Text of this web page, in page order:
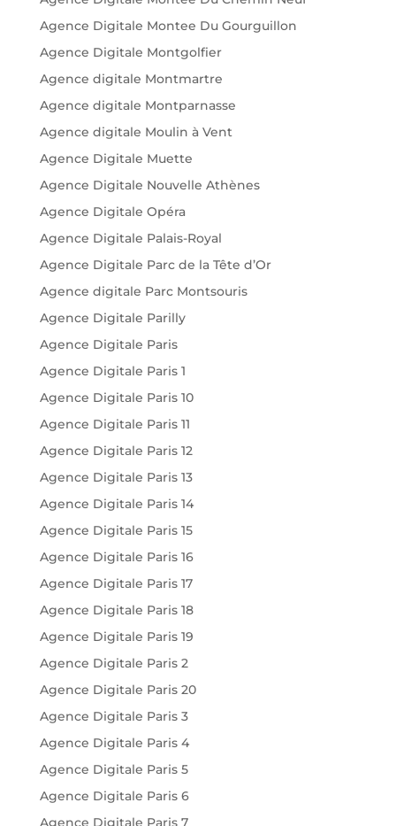
Agence Digitale Montee Du Gourguillon
Agence Digitale Montgolfier
Agence digitale Montmartre
Agence digitale Montparnasse
Agence digitale Moulin à Vent
Agence Digitale Muette
Agence Digitale Nouvelle Athènes
Agence Digitale Opéra
Agence Digitale Palais-Royal
Agence Digitale Parc de la Tête d’Or
Agence digitale Parc Montsouris
Agence Digitale Parilly
Agence Digitale Paris
Agence Digitale Paris 1
Agence Digitale Paris 10
Agence Digitale Paris 11
Agence Digitale Paris 12
Agence Digitale Paris 13
Agence Digitale Paris 14
Agence Digitale Paris 15
Agence Digitale Paris 16
Agence Digitale Paris 17
Agence Digitale Paris 18
Agence Digitale Paris 19
Agence Digitale Paris 2
Agence Digitale Paris 20
Agence Digitale Paris 3
Agence Digitale Paris 4
Agence Digitale Paris 5
Agence Digitale Paris 6
Agence Digitale Paris 7